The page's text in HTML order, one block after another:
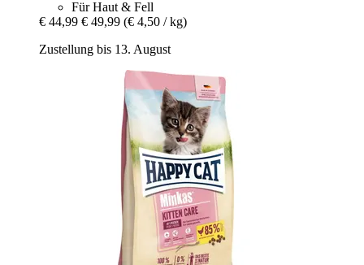
Für Haut & Fell
€ 44,99 € 49,99 (€ 4,50 / kg)
Zustellung bis 13. August